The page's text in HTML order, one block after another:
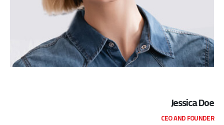
Jessica Doe
CEO AND FOUNDER